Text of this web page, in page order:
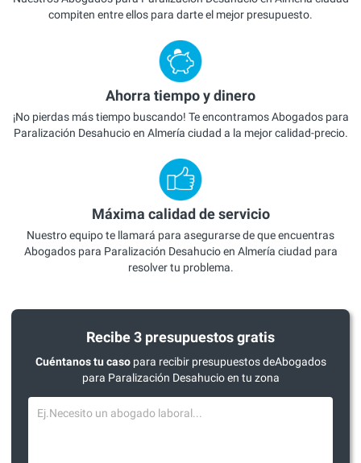
compiten entre ellos para darte el mejor presupuesto.
Ahorra tiempo y dinero
¡No pierdas más tiempo buscando! Te encontramos Abogados para
Paralización Desahucio en Almería ciudad a la mejor calidad-precio.
Máxima calidad de servicio
Nuestro equipo te llamará para asegurarse de que encuentras
Abogados para Paralización Desahucio en Almería ciudad para
resolver tu problema.
Recibe 3 presupuestos gratis
Cuéntanos tu casopara recibir presupuestos deAbogados
para Paralización Desahucio en tu zona